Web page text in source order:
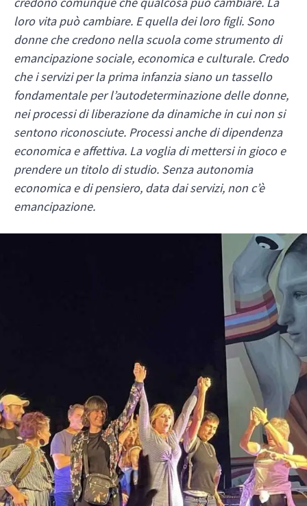
loro vita può cambiare. E quella dei loro figli. Sono
donne che credono nella scuola come strumento di
emancipazione sociale, economica e culturale. Credo
che i servizi per la prima infanzia siano un tassello
fondamentale per l’autodeterminazione delle donne,
nei processi di liberazione da dinamiche in cui non si
sentono riconosciute. Processi anche di dipendenza
economica e affettiva. La voglia di mettersi in gioco e
prendere un titolo di studio. Senza autonomia
economica e di pensiero, data dai servizi, non c’è
emancipazione.